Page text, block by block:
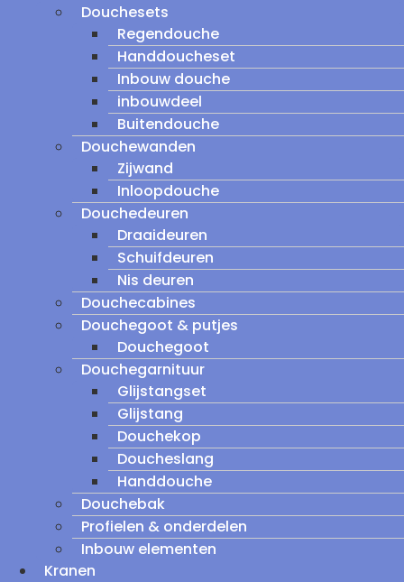
Douchesets
Regendouche
Handdoucheset
Inbouw douche
inbouwdeel
Buitendouche
Douchewanden
Zijwand
Inloopdouche
Douchedeuren
Draaideuren
Schuifdeuren
Nis deuren
Douchecabines
Douchegoot & putjes
Douchegoot
Douchegarnituur
Glijstangset
Glijstang
Douchekop
Doucheslang
Handdouche
Douchebak
Profielen & onderdelen
Inbouw elementen
Kranen